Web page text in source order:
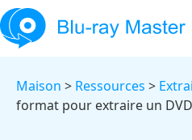
Maison > Ressources >
format pour extraire un DVD